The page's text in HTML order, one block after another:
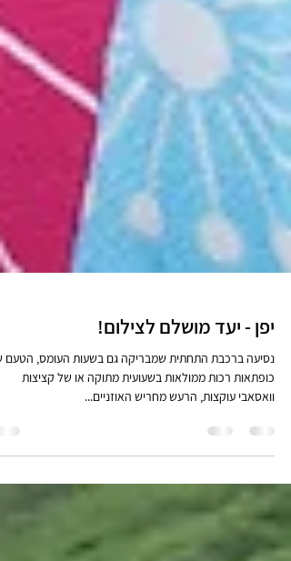
יפן - יעד מושלם לצילום!
נסיעה ברכבת התחתית שמבריקה גם בשעות העומס, הטעם
כופתאות רכות ממולאות בשעועית מתוקה או של קציצות